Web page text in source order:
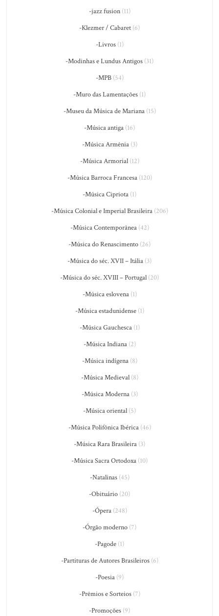
-jazz fusion(11)
-Klezmer / Cabaret (6)
-Livros(1)
-Modinhas e Lundus Antigos (31)
-MPB(54)
-Muro das Lamentações (1)
-Museu da Música de Mariana(15)
-Música antiga (16)
-Música Armênia(3)
-Música Armorial(12)
-Música Barroca Francesa(120)
-Música Cipriota (1)
-Música Colonial e Imperial Brasileira(206)
-Música Contemporânea(42)
-Música do Renascimento (26)
-Música do séc. XVII – Itália (3)
-Música do séc. XVIII – Portugal (20)
-Música eslovena(1)
-Música estadunidense(1)
-Música Gauchesca(1)
-Música Indiana(2)
-Música indígena(8)
-Música Medieval(8)
-Música Moderna(3)
-Música oriental (5)
-Música Polifônica Ibérica(46)
-Música Rara Brasileira (3)
-Música Sacra Ortodoxa (10)
-Natalinas(45)
-Obituário (20)
-Ópera(248)
-Órgão moderno (7)
-Pagode (1)
-Partituras de Autores Brasileiros(6)
-Poesia (9)
-Prêmios e Sorteios(7)
-Promoções (9)